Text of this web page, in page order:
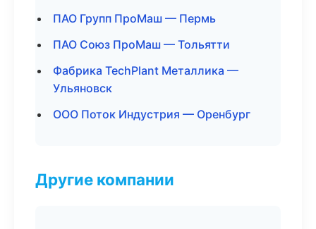
ПАО Групп ПроМаш — Пермь
ПАО Союз ПроМаш — Тольятти
Фабрика TechPlant Металлика —
Ульяновск
ООО Поток Индустрия — Оренбург
Другие компании